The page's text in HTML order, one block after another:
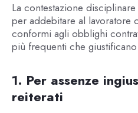
La contestazione
per addebitare al lavoratore
conformi agli obblighi
più frequenti che
1. Per assenze
reiterati